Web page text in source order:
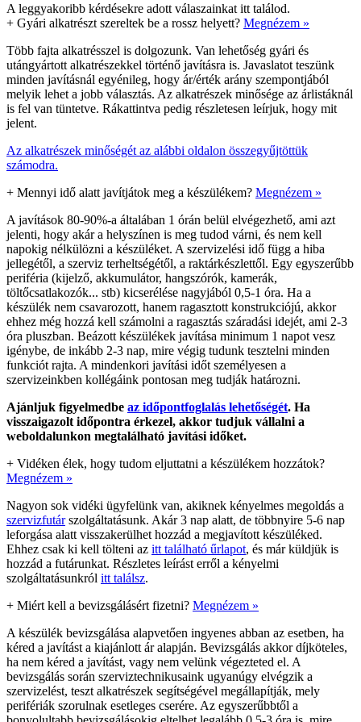
A leggyakoribb kérdésekre adott válaszainkat itt találod.
+ Gyári alkatrészt szereltek be a rossz helyett? Megnézem »
Több fajta alkatrésszel is dolgozunk. Van lehetőség gyári és
utángyártott alkatrészekkel történő javításra is. Javaslatot teszünk
minden javításnál egyénileg, hogy ár/érték arány szempontjából
melyik lehet a jobb választás. Az alkatrészek minősége az árlistáknál
is fel van tüntetve. Rákattintva pedig részletesen leírjuk, hogy mit
jelent.
Az alkatrészek minőségét az alábbi oldalon összegyűjtöttük
számodra.
+ Mennyi idő alatt javítjátok meg a készülékem? Megnézem »
A javítások 80-90%-a általában 1 órán belül elvégezhető, ami azt
jelenti, hogy akár a helyszínen is meg tudod várni, és nem kell
napokig nélkülözni a készüléket. A szervizelési idő függ a hiba
jellegétől, a szerviz terheltségétől, a raktárkészlettől. Egy egyszerűbb
periféria (kijelző, akkumulátor, hangszórók, kamerák,
töltőcsatlakozók... stb) kicserélése nagyjából 0,5-1 óra. Ha a
készülék nem csavarozott, hanem ragasztott konstrukciójú, akkor
ehhez még hozzá kell számolni a ragasztás száradási idejét, ami 2-3
óra pluszban. Beázott készülékek javítása minimum 1 napot vesz
igénybe, de inkább 2-3 nap, mire végig tudunk tesztelni minden
funkciót rajta. A mindenkori javítási időt személyesen a
szervizeinkben kollégáink pontosan meg tudják határozni.
Ajánljuk figyelmedbe az időpontfoglalás lehetőségét. Ha
visszaigazolt időpontra érkezel, akkor tudjuk vállalni a
weboldalunkon megtalálható javítási időket.
+ Vidéken élek, hogy tudom eljuttatni a készülékem hozzátok?
Megnézem »
Nagyon sok vidéki ügyfelünk van, akiknek kényelmes megoldás a
szervizfutárszolgáltatásunk. Akár 3 nap alatt, de többnyire 5-6 nap
leforgása alatt visszakerülhet hozzád a megjavított készüléked.
Ehhez csak ki kell tölteni az itt található űrlapot, és már küldjük is
hozzád a futárunkat. Részletes leírást erről a kényelmi
szolgáltatásunkról itt találsz.
+ Miért kell a bevizsgálásért fizetni? Megnézem »
A készülék bevizsgálása alapvetően ingyenes abban az esetben, ha
kéred a javítást a kiajánlott ár alapján. Bevizsgálás akkor díjköteles,
ha nem kéred a javítást, vagy nem velünk végezteted el. A
bevizsgálás során szerviztechnikusaink ugyanúgy elvégzik a
szervizelést, teszt alkatrészek segítségével megállapítják, mely
perifériák szorulnak esetleges cserére. Az egyszerűbbtől a